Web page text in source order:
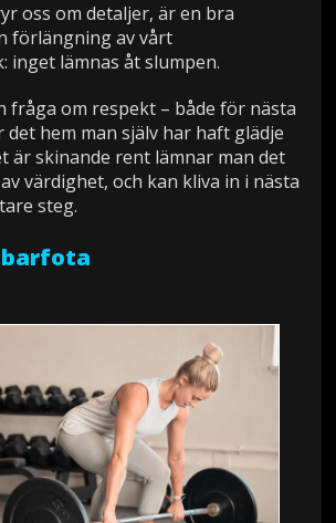
oss om detaljer, är en bra
förlängning av vårt
inget lämnas åt slumpen.
fråga om respekt – både för nästa
det hem man själv har haft glädje
är skinande rent lämnar man det
värdighet, och kan kliva in i nästa
steg.